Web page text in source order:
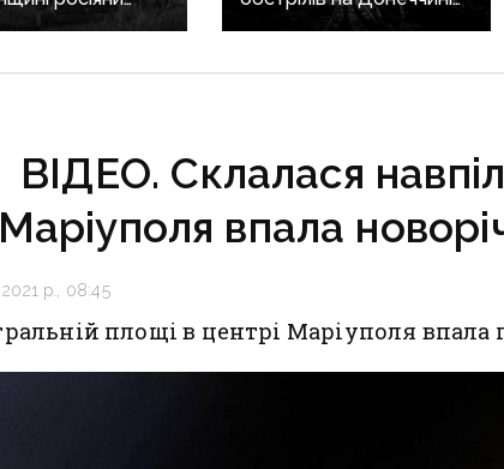
шахти —
знеструмлено декілька
ВІДЕО. Склалася
Маріуполя впала
р., 08:45
площі в центрі Маріуполя впала